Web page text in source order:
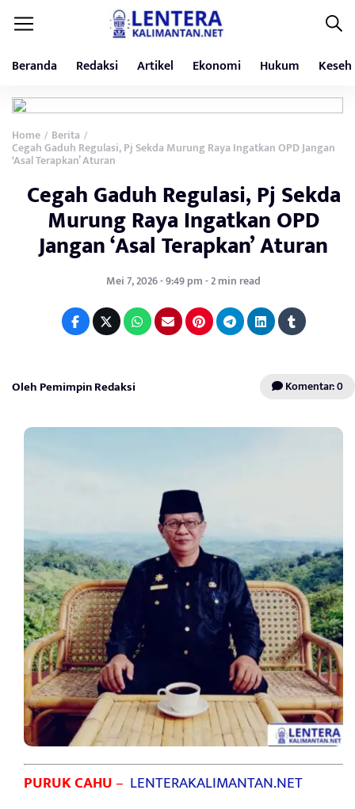
Beranda Redaksi Artikel Ekonomi Hukum
Home / Berita /
Cegah Gaduh Regulasi, Pj Sekda Murung Raya Ingatkan OPD Jangan
‘Asal Terapkan’ Aturan
Cegah Gaduh Regulasi, Pj Sekda
Murung Raya Ingatkan OPD
Jangan ‘Asal Terapkan’ Aturan
Mei 7, 2026 - 9:49 pm - 2 min read
Oleh Pemimpin Redaksi Komentar: 0
PURUK CAHU– LENTERAKALIMANTAN.NET